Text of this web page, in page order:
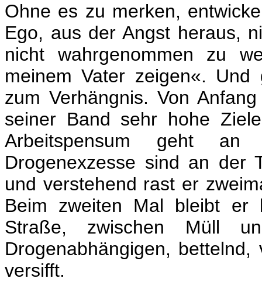
Ohne es zu merken,
Ego, aus der Angst heraus,
nicht wahrgenommen zu
meinem Vater zeigen«.
zum Verhängnis. Von
seiner Band sehr hohe
Arbeitspensum geht
Drogenexzesse sind an der
und verstehend rast er
Beim zweiten Mal bleibt er
Straße, zwischen Müll
Drogenabhängigen, bettelnd,
versifft.